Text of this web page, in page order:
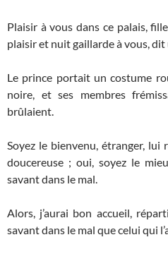
Plaisir à vous dans ce palais,
plaisir et nuit gaillarde à vous,
Le prince portait un costume
noire, et ses membres
brûlaient.
Soyez le bienvenu, étranger,
doucereuse ; oui, soyez le
savant dans le mal.
Alors, j’aurai bon accueil,
savant dans le mal que celui qui